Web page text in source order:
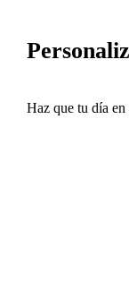
Haz que tu día en